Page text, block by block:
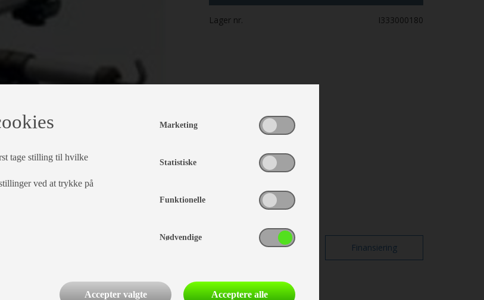
Lager nr. I333000180
Print Finansiering
tage stilling til hvilke
ved at trykke på
Marketing
Statistiske
Funktionelle
Nødvendige
Accepter valgte Acceptere alle